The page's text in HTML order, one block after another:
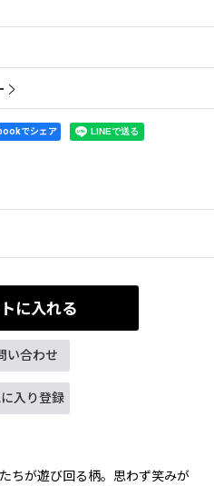
でシェア
に入れる
い合わせ
入り登録
ちが遊び回る柄。思わず笑みが